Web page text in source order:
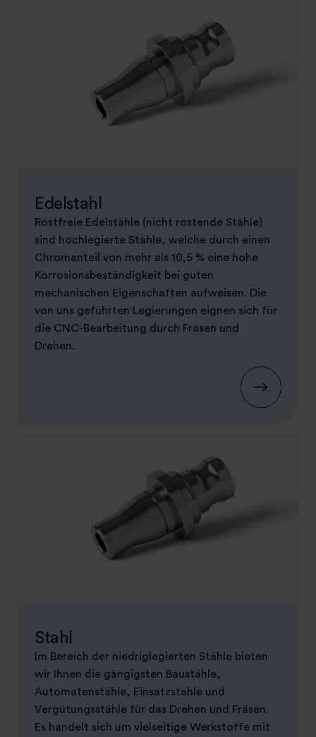
Edelstahl
Rostfreie Edelstähle (nicht rostende Stähle)
sind hochlegierte Stähle, welche durch einen
Chromanteil von mehr als 10,5 % eine hohe
Korrosionsbeständigkeit bei guten
mechanischen Eigenschaften aufweisen. Die
von uns geführten Legierungen eignen sich für
die CNC-Bearbeitung durch Fräsen und
Drehen.
Stahl
Im Bereich der niedriglegierten Stähle bieten
wir Ihnen die gängigsten Baustähle,
Automatenstähle, Einsatzstähle und
Vergütungsstähle für das Drehen und Fräsen.
Es handelt sich um vielseitige Werkstoffe mit